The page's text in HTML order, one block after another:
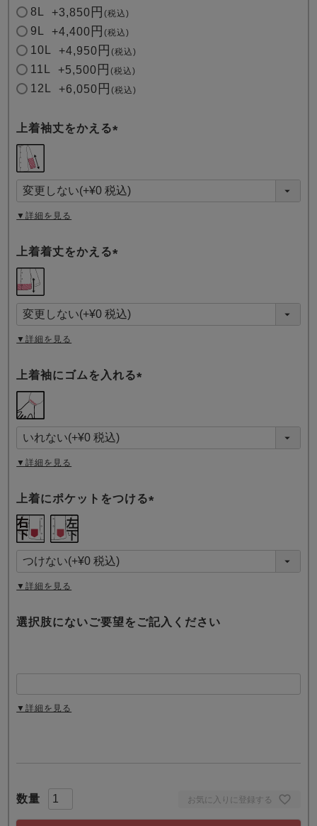
お気に入りに登録する
8L +3,850 税込
9L +4,400 税込
10L +4,950 税込
11L +5,500 税込
12L +6,050 税込
上着袖丈をかえる
須
)
▼詳細を見る
上着着丈をかえる
須
)
▼詳細を見る
上着袖にゴムを入れる
須
)
▼詳細を見る
上着にポケットをつける
須
)
▼詳細を見る
選択肢にないご要望をご記入ください
▼詳細を見る